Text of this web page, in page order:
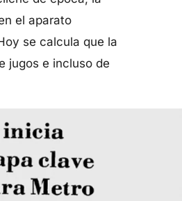
el aparato
se calcula que la
jugos e incluso de